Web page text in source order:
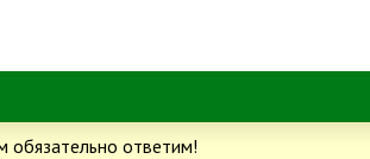
обязательно ответим!